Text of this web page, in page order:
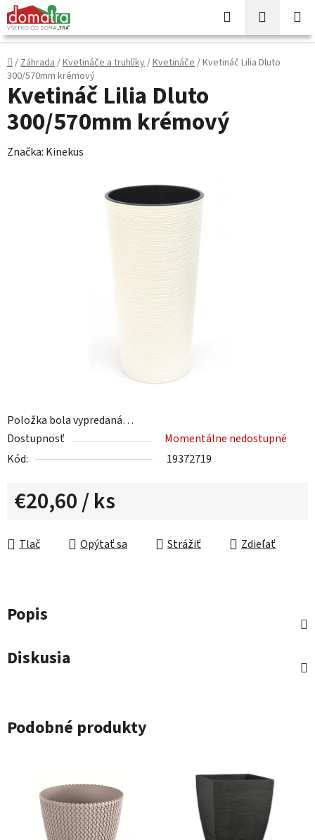
Prejsť
na
obsah
Hľadať
KOŠÍK
Domov
/Záhrada/Kvetináče a truhlíky/Kvetináče/Kvetináč Lilia Dluto
300/570mm krémový
Položka bola vypredaná…
Dostupnosť
Momentálne nedostupné
Kód:
19372719
€20,60/ ks
Tlač
Opýtať sa Strážiť Zdieľať
Kvetináč Lilia Dluto
300/570mm krémový
Značka: Kinekus
Popis
Diskusia
Podobné produkty